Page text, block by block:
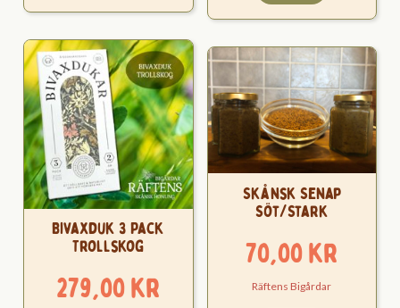
Bivaxduk 3 Pack
Trollskog
279,00kr
Skånsk Senap
Söt/Stark
70,00kr
Räftens Bigårdar